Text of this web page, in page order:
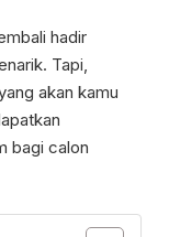
hadir
Tapi,
akan kamu
bagi calon